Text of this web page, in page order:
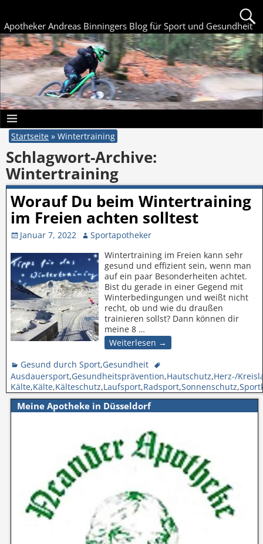
Apotheker Andreas Binningers Blog für Sport und Gesundheit
Startseite » Wintertraining
Schlagwort-Archive:
Wintertraining
Worauf Du beim Wintertraining
im Freien achten solltest
Januar 7, 2022
Sportapotheker
Wintertraining im Freien kann sehr
gesund und effizient sein, wenn man
auf ein paar Besonderheiten achtet.
Bist du gerade in einer Gegend mit
Winterbedingungen und weißt nicht
recht, ob und wie du draußen
trainieren sollst? Dann können dir
meine 8 …
Weiterlesen →
Gesund durch Sport,Gesundheit
Ausdauersport,Gesundheitsprävention,Hautschutz,Herz-/
Kälte,Kälte,Kälteschutz,Laufsport,Radsport,Sonnenschutz,
Meine Apotheke in Düsseldorf